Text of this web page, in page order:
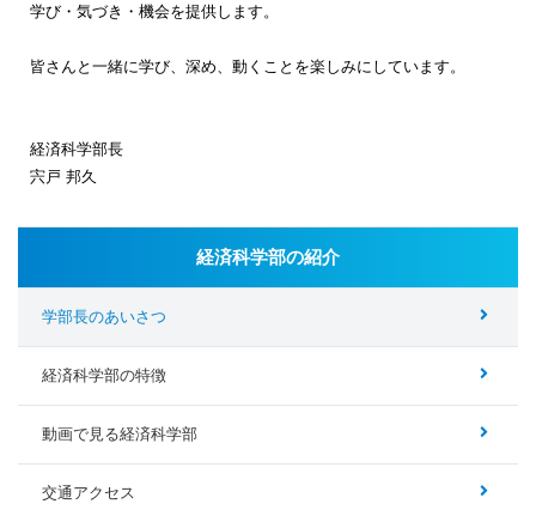
学び・気づき・機会を提供します。
皆さんと一緒に学び、深め、動くことを楽しみにしています。
経済科学部長
宍戸 邦久
経済科学部の紹介
学部長のあいさつ
経済科学部の特徴
動画で見る経済科学部
交通アクセス